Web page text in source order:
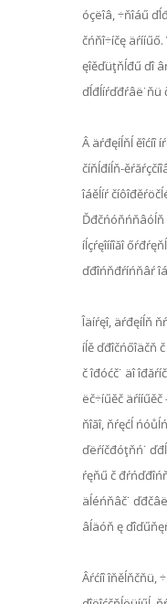
óçëîâ, ÷ňîáű
čńňî÷íčę
ęîěďüţňĺđű ďî
ďĺđĺíŕďđŕâë˙ňü
Â äŕđęíĺňĺ ěîćíî
číňĺđíĺň-
îáěĺíŕ
Ďđčńóňńňâóĺň
íĺçŕęîííîăî
ďđîńňđŕíńňâŕ
Îäíŕęî, äŕđęíĺň
íĺě ďđîčńőîäčň
č îđóćč˙ äî
ëč÷íűěč
ňîăî, ňŕęćĺ
ďëŕíčđóţňń˙
ŕęňű č
äĺéńňâč˙
âĺäóň ę
Âŕćíî îňěĺňčňü,